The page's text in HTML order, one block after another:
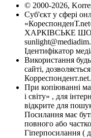
© 2000-2026,
Суб'єкт у сфері
ХАРКІВСЬКЕ
Ідентифікатор
Використання
сайті,
Корреспондент.net.
При копіюванні
і світу» , для
відкрите для
Посилання має
повного або
Гіперпосилання (